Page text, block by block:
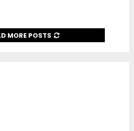
MORE POSTS